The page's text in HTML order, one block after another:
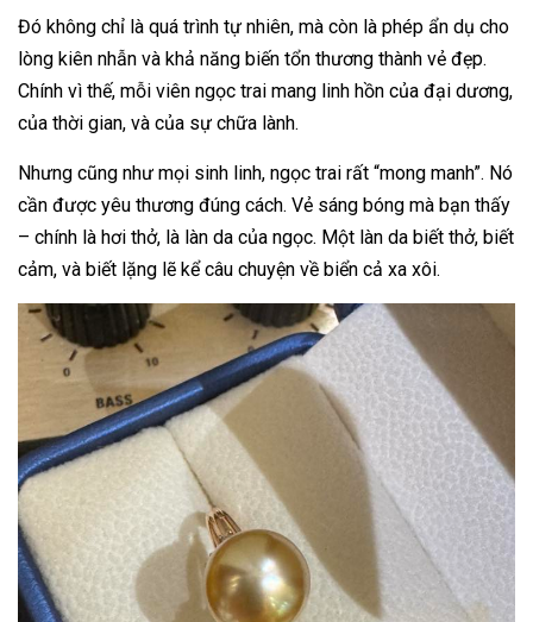
Đó không chỉ là quá trình tự nhiên, mà còn là phép ẩn dụ cho
lòng kiên nhẫn và khả năng biến tổn thương thành vẻ đẹp.
Chính vì thế, mỗi viên ngọc trai mang linh hồn của đại dương,
của thời gian, và của sự chữa lành.
Nhưng cũng như mọi sinh linh, ngọc trai rất “mong manh”. Nó
cần được yêu thương đúng cách. Vẻ sáng bóng mà bạn thấy
– chính là hơi thở, là làn da của ngọc. Một làn da biết thở, biết
cảm, và biết lặng lẽ kể câu chuyện về biển cả xa xôi.